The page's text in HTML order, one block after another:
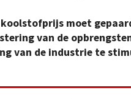
koolstofprijs moet
van de
van de industrie te